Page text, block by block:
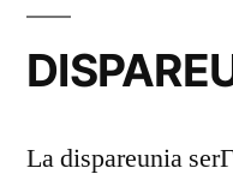
La dispareunia